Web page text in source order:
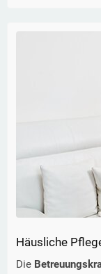
Häusliche
Die